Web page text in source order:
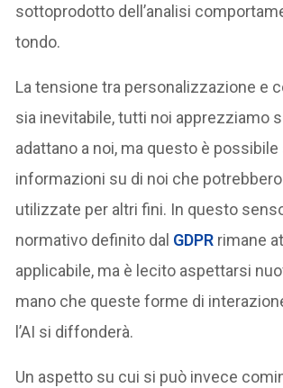
sottoprodotto dell’analisi
tondo.
La tensione tra personalizzazione e
sia inevitabile, tutti noi apprezziamo
adattano a noi, ma questo è
informazioni su di noi che
utilizzate per altri fini. In questo
normativo definito dal GDPR rimane
applicabile, ma è lecito aspettarsi
mano che queste forme di
l’AI si diffonderà.
Un aspetto su cui si può invece